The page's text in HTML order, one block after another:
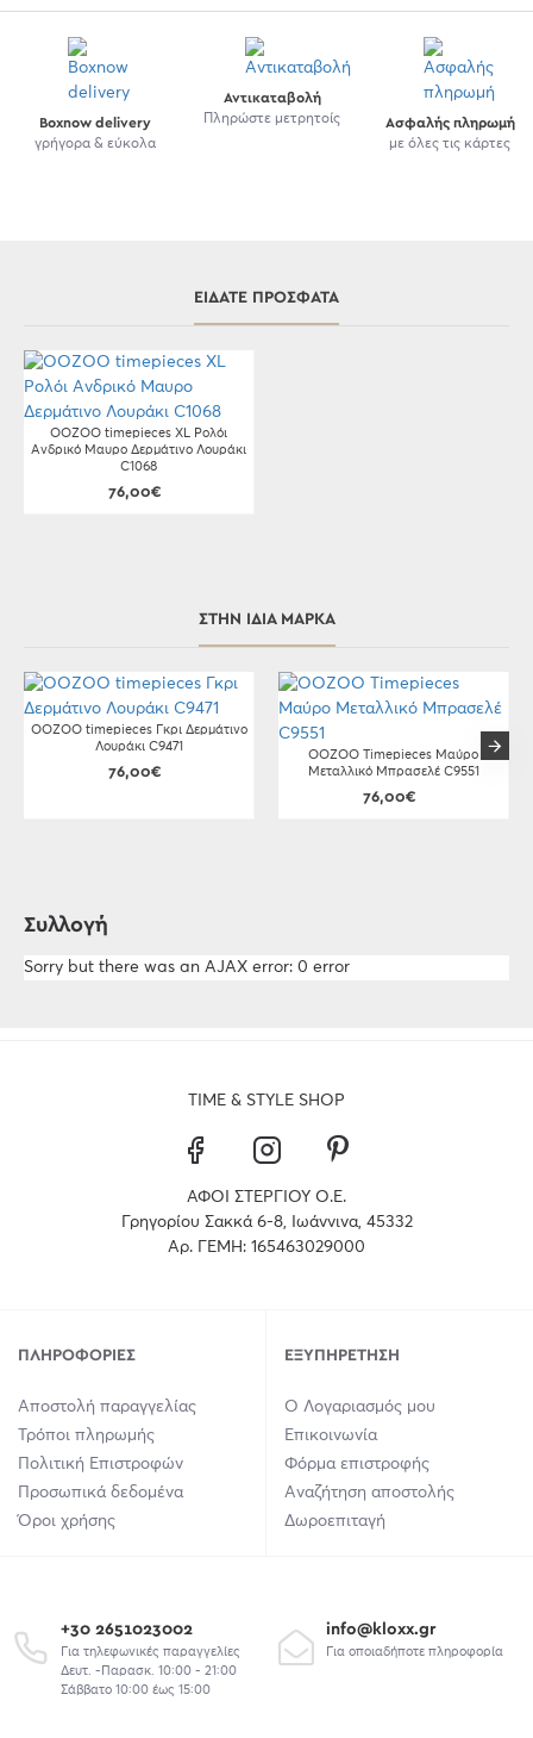
Boxnow delivery
γρήγορα & εύκολα
Αντικαταβολή
Πληρώστε μετρητοίς
Ασφαλής πληρωμή
με όλες τις κάρτες
ΕΊΔΑΤΕ ΠΡΌΣΦΑΤΑ
OOZOO timepieces XL Ρολόι
Ανδρικό Μαυρο Δερμάτινο Λουράκι
C1068
76,00€
ΣΤΗΝ ΊΔΙΑ ΜΆΡΚΑ
OOZOO timepieces Γκρι Δερμάτινο
Λουράκι C9471
76,00€
OOZOO Timepieces Μαύρο
Μεταλλικό Μπρασελέ C9551
76,00€
Συλλογή
Sorry but there was an AJAX error: 0 error
TIME & STYLE SHOP
ΑΦΟΙ ΣΤΕΡΓΙΟΥ Ο.Ε.
Γρηγορίου Σακκά 6-8, Ιωάννινα, 45332
Αρ. ΓΕΜΗ: 165463029000
ΠΛΗΡΟΦΟΡΊΕΣ
Αποστολή παραγγελίας
Τρόποι πληρωμής
Πολιτική Επιστροφών
Προσωπικά δεδομένα
Όροι χρήσης
ΕΞΥΠΗΡΈΤΗΣΗ
Ο Λογαριασμός μου
Επικοινωνία
Φόρμα επιστροφής
Αναζήτηση αποστολής
Δωροεπιταγή
+30 2651023002
Για τηλεφωνικές παραγγελίες
Δευτ. -Παρασκ. 10:00 - 21:00
Σάββατο 10:00 έως 15:00
info@kloxx.gr
Για οποιαδήποτε πληροφορία